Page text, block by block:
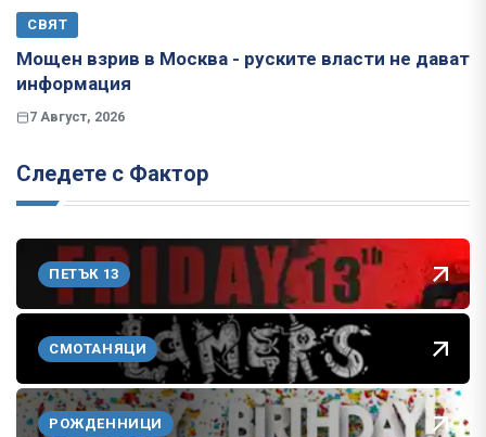
СВЯТ
Мощен взрив в Москва - руските власти не дават
информация
7 Август, 2026
Следете с Фактор
ПЕТЪК 13
СМОТАНЯЦИ
РОЖДЕННИЦИ